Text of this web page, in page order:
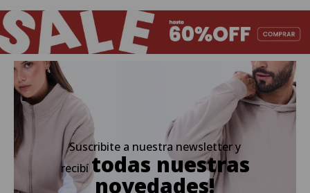
Suscribite a nuestra newsletter y
recibí todas nuestras
novedades!